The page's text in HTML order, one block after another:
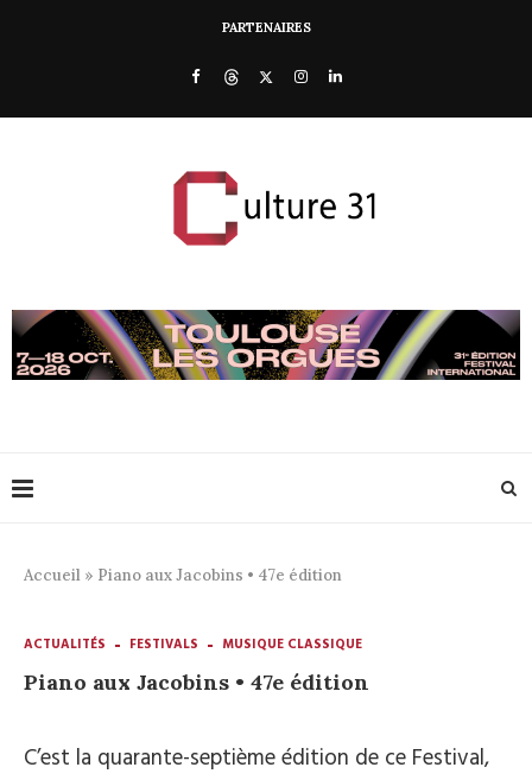
PARTENAIRES
Accueil » Piano aux Jacobins • 47e édition
ACTUALITÉS FESTIVALS MUSIQUE CLASSIQUE
Piano aux Jacobins • 47e édition
C’est la quarante-septième édition de ce Festival,